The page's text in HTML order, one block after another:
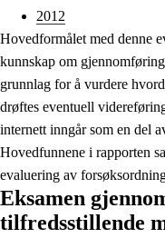
2012
Hovedformålet med denne
kunnskap om
grunnlag for å vurdere
drøftes eventuell
internett inngår som en del
Hovedfunnene i rapporten
evaluering av
Eksamen
tilfredsstillende